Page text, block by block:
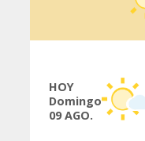
HOY
Domingo
09 AGO.